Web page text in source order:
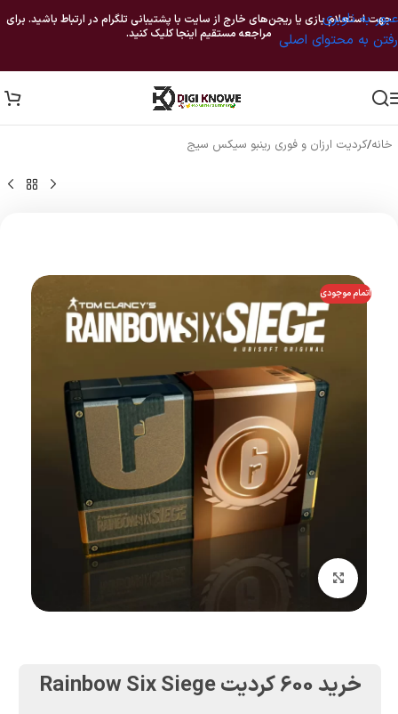
عبور به ناوبری
رفتن به محتوای اصلی
جهت استعلام بازی یا ریجن‌های خارج از سایت با پشتیبانی تلگرام در ارتباط باشید. برای
مراجعه مستقیم اینجا کلیک کنید.
خانه/کردیت ارزان و فوری رینبو سیکس سیج
اتمام موجودی
بزرگنمایی تصویر
خرید 600 کردیت Rainbow Six Siege